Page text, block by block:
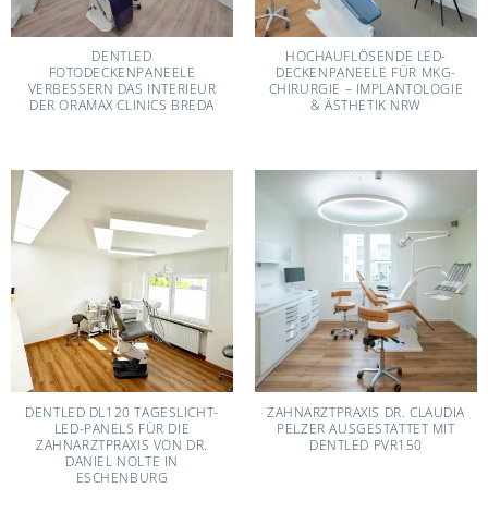
DENTLED
FOTODECKENPANEELE
VERBESSERN DAS INTERIEUR
DER ORAMAX CLINICS BREDA
HOCHAUFLÖSENDE LED-
DECKENPANEELE FÜR MKG-
CHIRURGIE – IMPLANTOLOGIE
& ÄSTHETIK NRW
DENTLED DL120 TAGESLICHT-
LED-PANELS FÜR DIE
ZAHNARZTPRAXIS VON DR.
DANIEL NOLTE IN
ESCHENBURG
ZAHNARZTPRAXIS DR. CLAUDIA
PELZER AUSGESTATTET MIT
DENTLED PVR150